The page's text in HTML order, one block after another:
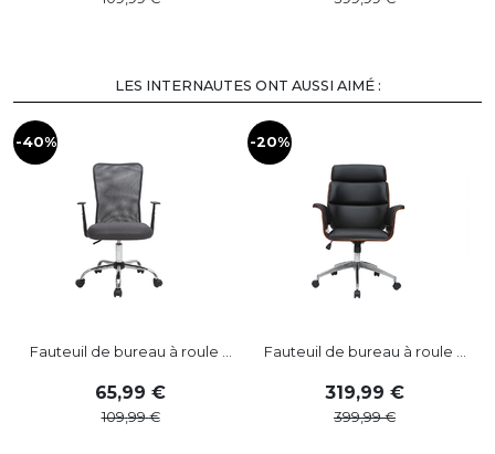
LES INTERNAUTES ONT AUSSI AIMÉ :
-40%
Fauteuil de bureau à roule ...
65,99
109,99
-20%
Fauteuil de bureau à roule ...
319,99
399,99